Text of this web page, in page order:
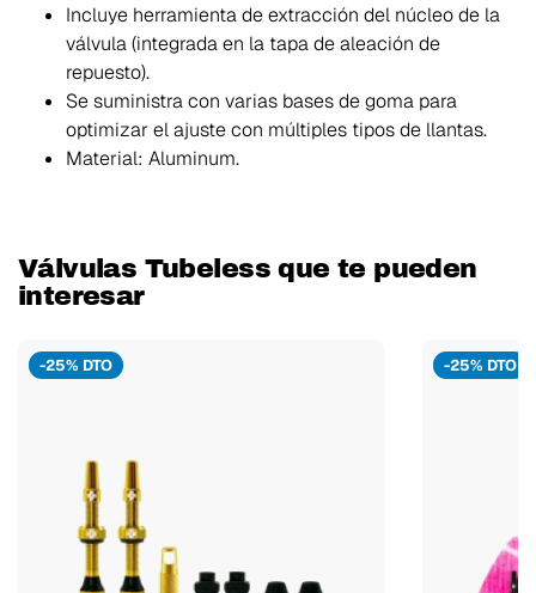
Incluye herramienta de extracción del núcleo de la
válvula (integrada en la tapa de aleación de
repuesto).
Se suministra con varias bases de goma para
optimizar el ajuste con múltiples tipos de llantas.
Material: Aluminum.
Válvulas Tubeless que te pueden
interesar
-25% DTO -25% DTO